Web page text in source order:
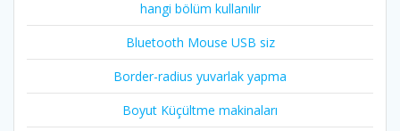
hangi bölüm kullanılır
Bluetooth Mouse USB siz
Border-radius yuvarlak yapma
Boyut Küçültme makinaları